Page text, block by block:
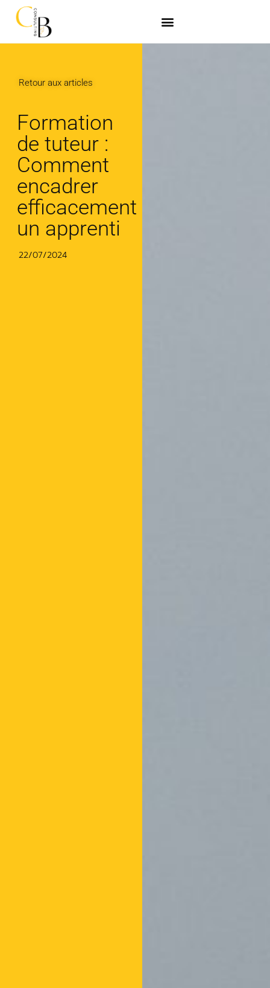
Retour aux articles
Formation
de tuteur :
Comment
encadrer
efficacement
un apprenti
22/07/2024